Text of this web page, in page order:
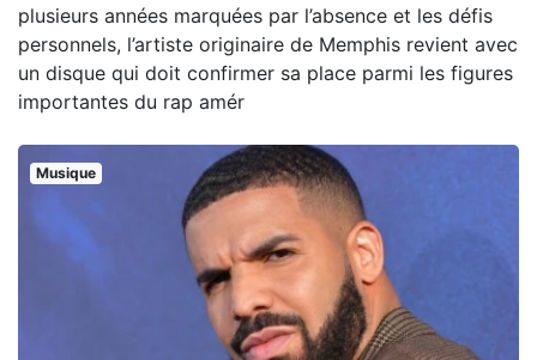
plusieurs années marquées par l’absence et les défis
personnels, l’artiste originaire de Memphis revient avec
un disque qui doit confirmer sa place parmi les figures
importantes du rap amér
Musique